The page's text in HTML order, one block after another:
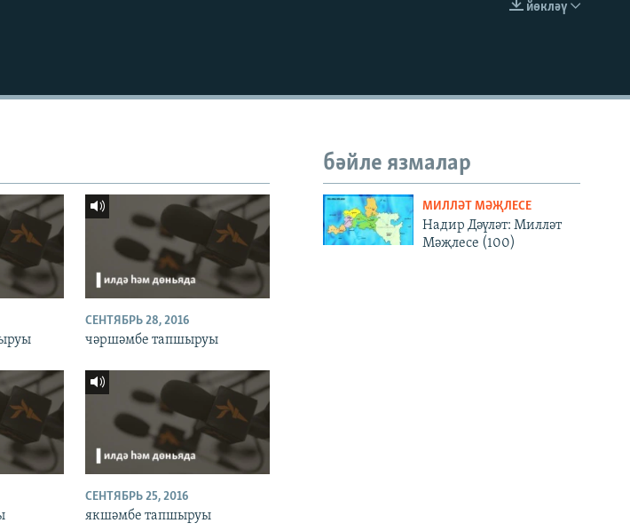
йөкләү
бәйле язмалар
МИЛЛӘТ МӘҖЛЕСЕ
Надир Дәүләт: Милләт
Мәҗлесе (100)
СЕНТЯБРЬ 28, 2016
чәршәмбе тапшыруы
СЕНТЯБРЬ 25, 2016
якшәмбе тапшыруы